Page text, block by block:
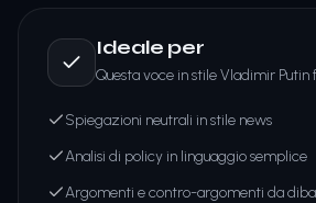
Ideale per
Questa voce in stile Vladimir Putin
Spiegazioni neutrali in stile news
Analisi di policy in linguaggio semplice
Argomenti e contro-argomenti da